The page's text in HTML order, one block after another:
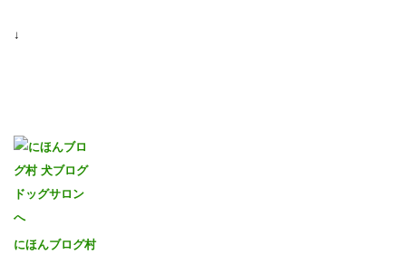
↓
にほんブログ村